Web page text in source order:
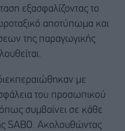
εξασφαλίζοντας το
αποτύπωμα και
της παραγωγικής
με
του προσωπικού
συμβαίνει σε κάθε
SABO. Ακολουθώντας